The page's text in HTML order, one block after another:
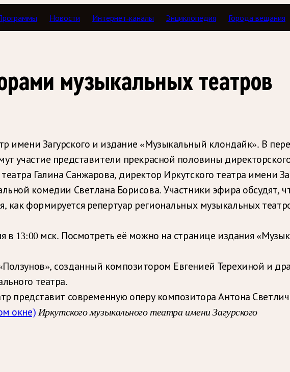
Новости Интернет-каналы Энциклопедия Города вещания
музыкальных театров
имени Загурского и издание «Музыкальный клондайк». В
участие представители прекрасной половины
Галина Санжарова, директор Иркутского театра имени
комедии Светлана Борисова. Участники эфира обсудят,
как формируется репертуар региональных музыкальных
в 13:00 мск. Посмотреть её можно на странице издания
созданный композитором Евгенией Терехиной и
театра.
представит современную оперу композитора Антона
окне) Иркутского музыкального театра имени Загурского